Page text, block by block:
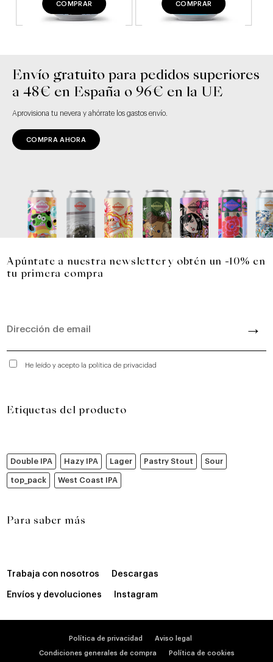
COMPRAR COMPRAR
Envío gratuito para pedidos superiores
a 48€ en España o 96€ en la UE
Aprovisiona tu nevera y ahórrate los gastos envío.
COMPRA AHORA
Apúntate a nuestra newsletter y obtén un -10% en
tu primera compra
He leído y acepto la política de privacidad
Etiquetas del producto
Double IPA Hazy IPA Lager Pastry Stout Sour
top_pack West Coast IPA
Para saber más
Trabaja con nosotros Descargas
Envíos y devoluciones Instagram
Política de privacidad Aviso legal
Condiciones generales de compra Política de cookies